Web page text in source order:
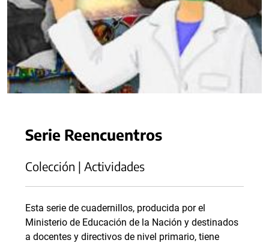
Serie Reencuentros
Colección | Actividades
Esta serie de cuadernillos, producida por el
Ministerio de Educación de la Nación y destinados
a docentes y directivos de nivel primario, tiene